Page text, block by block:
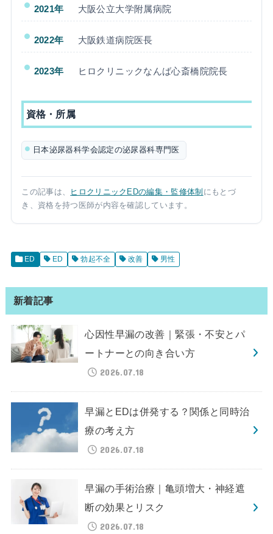
2021年 大阪公立大学附属病院
2022年 大阪鉄道病院医長
2023年 ヒロクリニックなんば心斎橋院院長
資格・所属
日本泌尿器科学会認定の泌尿器科専門医
この記事は、 ヒロクリニックEDの編集・監修体制 にもとづ
き、資格を持つ医師が内容を確認しています。
ED ED 勃起不全 改善 男性
新着記事
心因性早漏の改善｜緊張・不安とパ
ートナーとの向き合い方
2026.07.18
早漏とEDは併発する？関係と同時治
療の考え方
2026.07.18
早漏の手術治療｜亀頭増大・神経遮
断の効果とリスク
2026.07.18